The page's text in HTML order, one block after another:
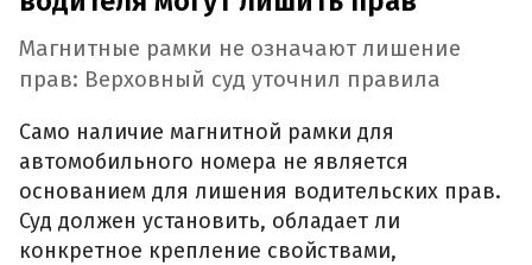
Магнитные рамки не означают лишение
прав: Верховный суд уточнил правила
Само наличие магнитной рамки для
автомобильного номера не является
основанием для лишения водительских прав.
Суд должен установить, обладает ли
конкретное крепление свойствами,